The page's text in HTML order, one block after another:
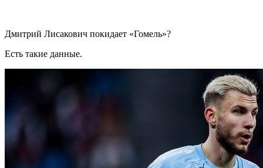
Дмитрий Лисакович покидает «Гомель»?
Есть такие данные.